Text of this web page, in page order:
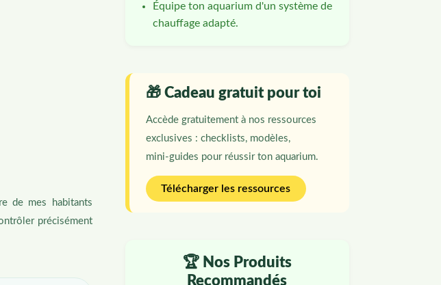
de mes habitants
précisément
Équipe ton aquarium d'un système de
chauffage adapté.
🎁 Cadeau gratuit pour toi
Accède gratuitement à nos ressources
exclusives : checklists, modèles,
mini‑guides pour réussir ton aquarium.
Télécharger les ressources
🏆 Nos Produits
Recommandés